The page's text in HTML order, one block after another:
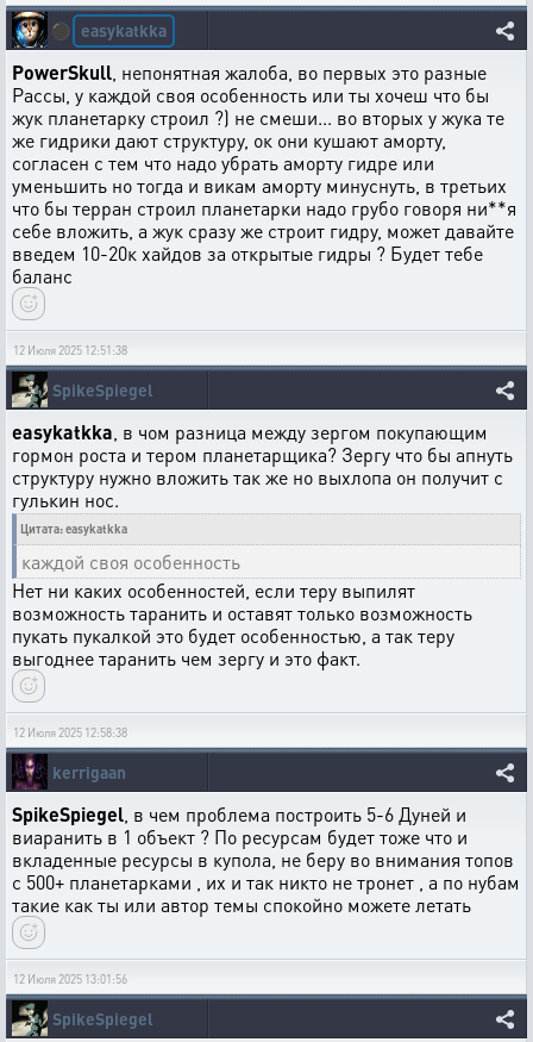
⚫ easykatkka
PowerSkull , непонятная жалоба, во первых это разные
Рассы, у каждой своя особенность или ты хочеш что бы
жук планетарку строил ?) не смеши... во вторых у жука те
же гидрики дают структуру, ок они кушают аморту,
согласен с тем что надо убрать аморту гидре или
уменьшить но тогда и викам аморту минуснуть, в третьих
что бы терран строил планетарки надо грубо говоря ни**я
себе вложить, а жук сразу же строит гидру, может давайте
введем 10-20к хайдов за открытые гидры ? Будет тебе
баланс
12 Июля 2025 12:51:38
SpikeSpiegel
easykatkka , в чом разница между зергом покупающим
гормон роста и тером планетарщика? Зергу что бы апнуть
структуру нужно вложить так же но выхлопа он получит с
гулькин нос.
Цитата: easykatkka
каждой своя особенность
Нет ни каких особенностей, если теру выпилят
возможность таранить и оставят только возможность
пукать пукалкой это будет особенностью, а так теру
выгоднее таранить чем зергу и это факт.
12 Июля 2025 12:58:38
kerrigaan
SpikeSpiegel , в чем проблема построить 5-6 Дуней и
виаранить в 1 объект ? По ресурсам будет тоже что и
вкладенные ресурсы в купола, не беру во внимания топов
с 500+ планетарками , их и так никто не тронет , а по нубам
такие как ты или автор темы спокойно можете летать
12 Июля 2025 13:01:56
SpikeSpiegel